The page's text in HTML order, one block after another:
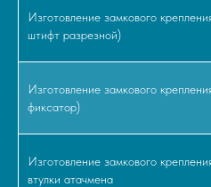
Изготовление замкового
штифт разрезной)
Изготовление замкового
фиксатор)
Изготовление замкового
втулки атачмена